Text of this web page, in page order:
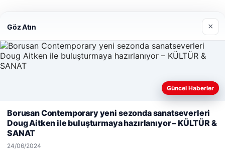
deneyiminizi kişiselleştirmek ve geliştirmek amacıyla çerezler
kullanıyoruz.Çerez Politikamız
Göz Atın ×
Güncel Haberler
Borusan Contemporary yeni sezonda sanatseverleri
Doug Aitken ile buluşturmaya hazırlanıyor – KÜLTÜR &
SANAT
24/06/2024